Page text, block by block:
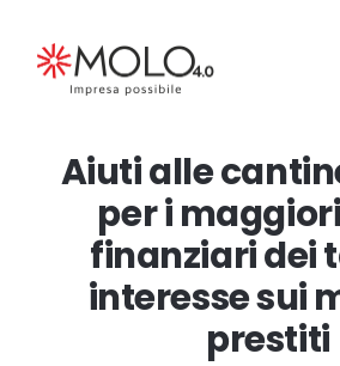
contenuto
Aiuti alle
per i
finanziari dei
interesse sui
prestiti